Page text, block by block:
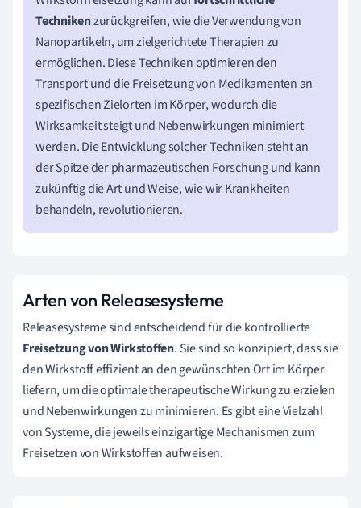
Technikenzurückgreifen, wie die Verwendung von
Nanopartikeln, um zielgerichtete Therapien zu
ermöglichen. Diese Techniken optimieren den
Transport und die Freisetzung von Medikamenten an
spezifischen Zielorten im Körper, wodurch die
Wirksamkeit steigt und Nebenwirkungen minimiert
werden. Die Entwicklung solcher Techniken steht an
der Spitze der pharmazeutischen Forschung und kann
zukünftig die Art und Weise, wie wir Krankheiten
behandeln, revolutionieren.
Arten von Releasesysteme
Releasesysteme sind entscheidend für die kontrollierte
Freisetzung von Wirkstoffen. Sie sind so konzipiert, dass sie
den Wirkstoff effizient an den gewünschten Ort im Körper
liefern, um die optimale therapeutische Wirkung zu erzielen
und Nebenwirkungen zu minimieren. Es gibt eine Vielzahl
von Systeme, die jeweils einzigartige Mechanismen zum
Freisetzen von Wirkstoffen aufweisen.